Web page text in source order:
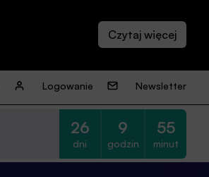
Logowanie Newsletter
26
dni
9
godzin
55
minut